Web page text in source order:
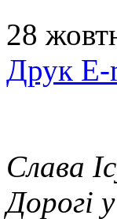
28
Друк E-
Слава
Дорогі